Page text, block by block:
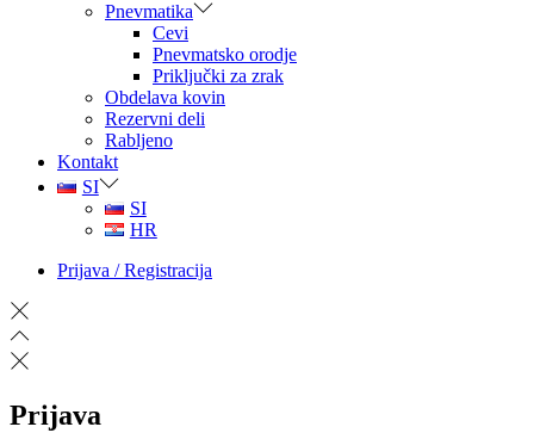
Pnevmatika
Cevi
Pnevmatsko orodje
Priključki za zrak
Obdelava kovin
Rezervni deli
Rabljeno
Kontakt
SI
SI
HR
Prijava / Registracija
Prijava